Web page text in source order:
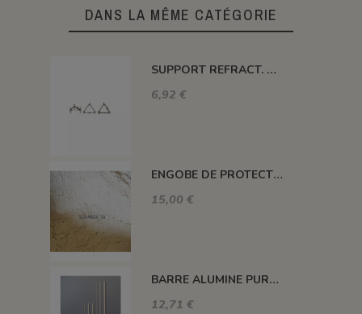
DANS LA MÊME CATÉGORIE
SUPPORT REFRACT. DOUBLE ROND Ø 100 MM 1260°C
6,92 €
ENGOBE DE PROTECTION POUR LES PLAQUES
15,00 €
BARRE ALUMINE PURE 1400°C L200 X 2 MM
12,71 €